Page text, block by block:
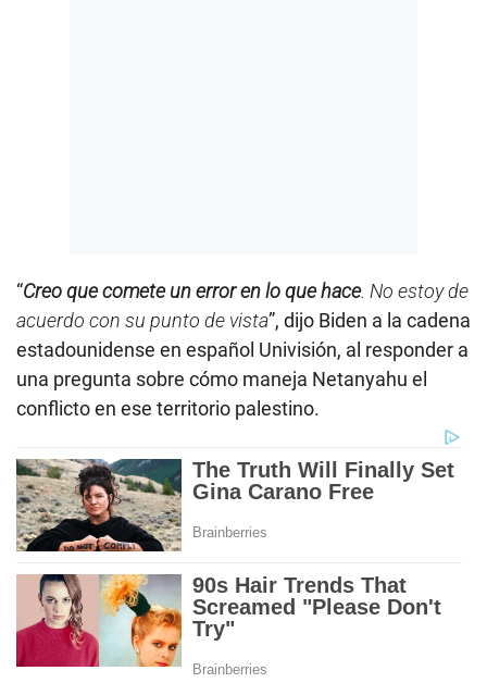
“Creo que comete un error en lo que hace. No estoy de
acuerdo con su punto de vista”, dijo Biden a la cadena
estadounidense en español Univisión, al responder a
una pregunta sobre cómo maneja Netanyahu el
conflicto en ese territorio palestino.